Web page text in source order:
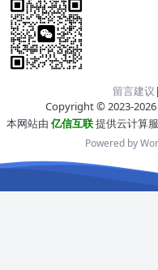
留言建议 |
Copyright © 2023-2026
本网站由 亿信互联提供云计算
Powered by